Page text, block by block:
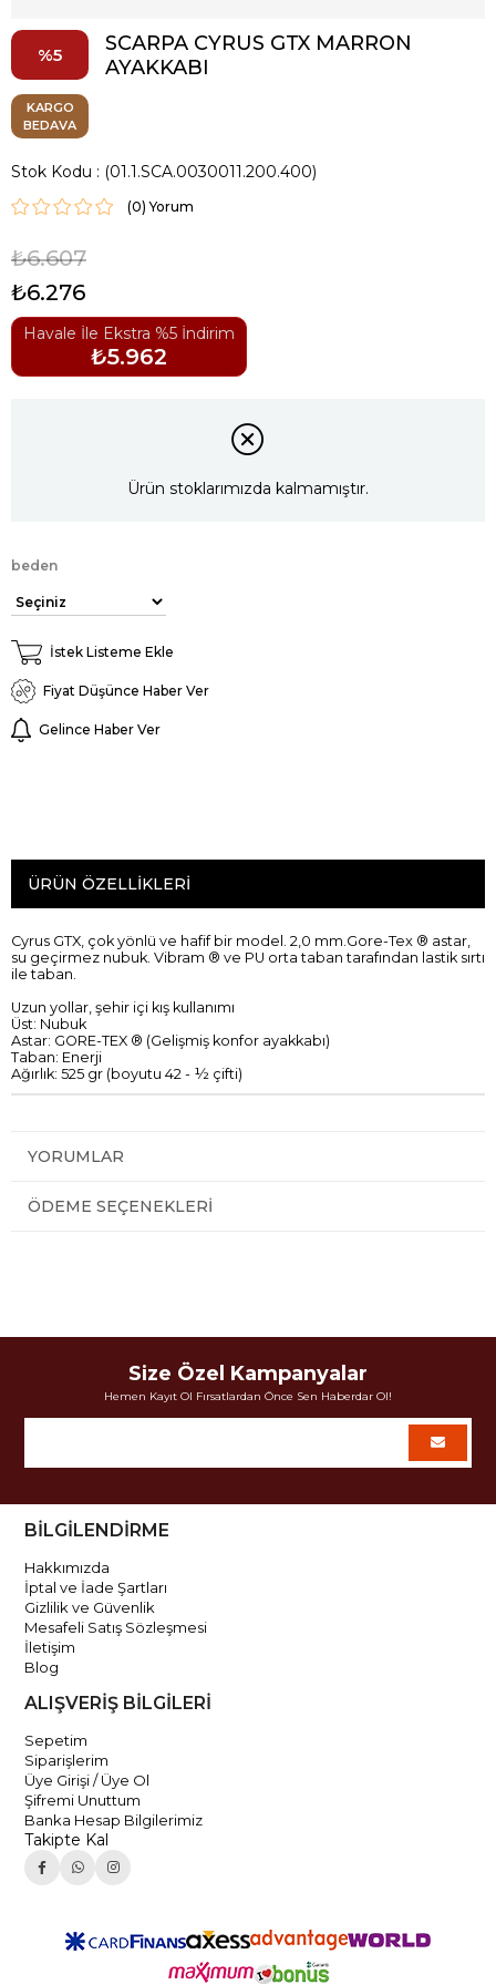
5
SCARPA CYRUS GTX MARRON
AYAKKABI
KARGO
BEDAVA
Stok Kodu (01.1.SCA.0030011.200.400)
(0)
₺6.607
₺6.276
Havale İle Ekstra %5 İndirim
₺5.962
Ürün stoklarımızda kalmamıştır.
beden
İstek Listeme Ekle
Fiyat Düşünce Haber Ver
Gelince Haber Ver
ÜRÜN ÖZELLIKLERI
Cyrus GTX, çok yönlü ve hafif bir model . 2,0 mm.Gore-Tex ® astar,
su geçirmez nubuk. Vibram ® ve PU orta taban tarafından lastik sırtı
ile taban.
Uzun yollar, şehir içi kış kullanımı
Üst: Nubuk
Astar: GORE-TEX ® (Gelişmiş konfor ayakkabı)
Taban: Enerji
Ağırlık: 525 gr (boyutu 42 - ½ çifti)
YORUMLAR
ÖDEME SEÇENEKLERI
Size Özel Kampanyalar
Hemen Kayıt Ol Fırsatlardan Önce Sen Haberdar Ol!
BİLGİLENDİRME
Hakkımızda
İptal ve İade Şartları
Gizlilik ve Güvenlik
Mesafeli Satış Sözleşmesi
İletişim
Blog
ALIŞVERİŞ BİLGİLERİ
Sepetim
Siparişlerim
Üye Girişi / Üye Ol
Şifremi Unuttum
Banka Hesap Bilgilerimiz
Takipte Kal